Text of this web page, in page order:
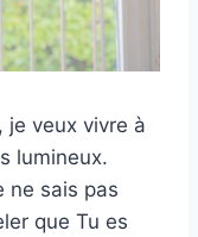
je veux vivre à
lumineux.
ne sais pas
que Tu es